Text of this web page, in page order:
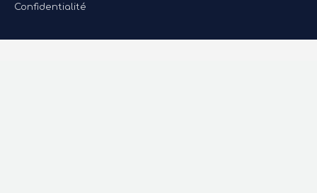
Confidentialité